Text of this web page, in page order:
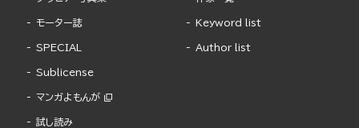
モーター誌
SPECIAL
Sublicense
マンガよもんが
試し読み
Keyword list
Author list